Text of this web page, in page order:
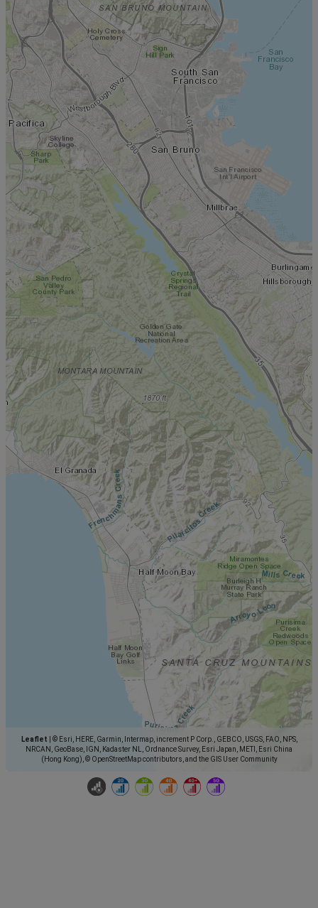
Leaflet
© Esri, HERE, Garmin, Intermap, increment P Corp., GEBCO, USGS, FAO, NPS,
NRCAN, GeoBase, IGN, Kadaster NL, Ordnance Survey, Esri Japan, METI, Esri China
(Hong Kong), © OpenStreetMap contributors, and the GIS User Community